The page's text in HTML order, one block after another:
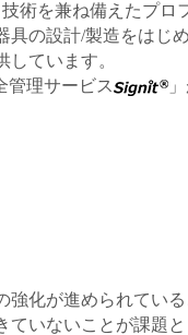
術を兼ね備えたプロ
の設計/製造をはじ
ています。
管理サービス
化が進められてい
いないことが課題と